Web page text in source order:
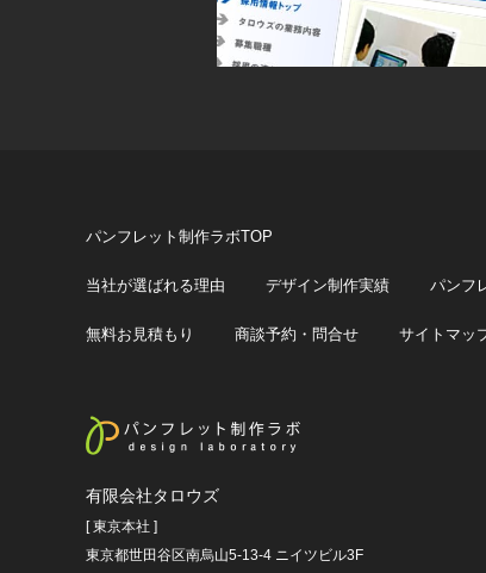
パンフレット制作ラボTOP
当社が選ばれる理由 デザイン制作実績 パンフ
無料お見積もり 商談予約・問合せ サイトマッ
有限会社タロウズ
[ 東京本社 ]
東京都世田谷区南烏山5-13-4 ニイツビル3F